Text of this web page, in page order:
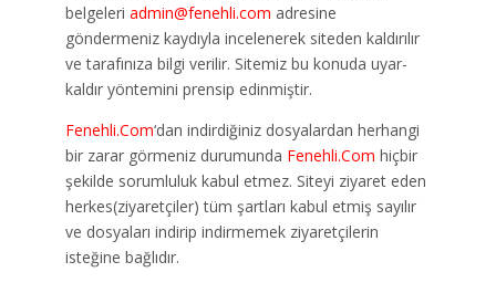
belgeleri admin@fenehli.com adresine
göndermeniz kaydıyla incelenerek siteden kaldırılır
ve tarafınıza bilgi verilir. Sitemiz bu konuda uyar-
kaldır yöntemini prensip edinmiştir.
Fenehli.Com‘dan indirdiğiniz dosyalardan herhangi
bir zarar görmeniz durumunda Fenehli.Com hiçbir
şekilde sorumluluk kabul etmez. Siteyi ziyaret eden
herkes(ziyaretçiler) tüm şartları kabul etmiş sayılır
ve dosyaları indirip indirmemek ziyaretçilerin
isteğine bağlıdır.